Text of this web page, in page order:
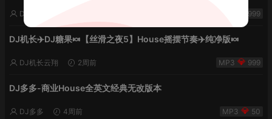
DJ机长云翔 999
DJ机长✈️DJ糖果🍬【丝滑之夜5】House摇摆节奏✈️纯净版🍬
DJ机长云翔 2周前 999
DJ多多-商业House全英文经典无改版本
DJ多多 4周前 50